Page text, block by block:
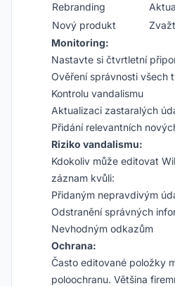
Rebranding
Nový produkt
Monitoring:
Nastavte si čtvrtletní
Ověření správnosti všech
Kontrolu vandalismu
Aktualizaci zastaralých
Přidání relevantních
Riziko vandalismu:
Kdokoliv může editovat
záznam kvůli:
Přidaným nepravdivým
Odstranění správných
Nevhodným odkazům
Ochrana:
Často editované položky
poloochranu. Většina